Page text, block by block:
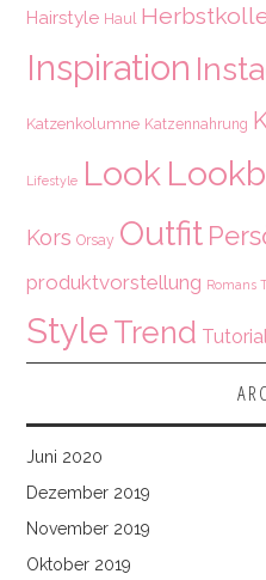
Hairstyle Haul
Inspiration
Katzenkolumne Katzennahrung
Lifestyle Look
Kors Orsay Outfit
produktvorstellung Romans
Style Trend
Juni 2020
Dezember 2019
November 2019
Oktober 2019